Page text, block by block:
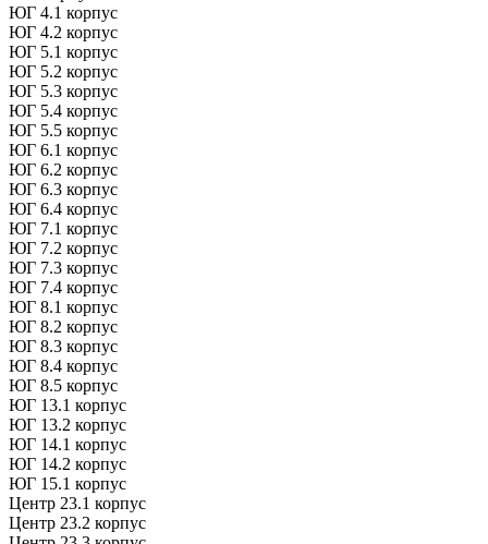
ЮГ 4.1 корпус
ЮГ 4.2 корпус
ЮГ 5.1 корпус
ЮГ 5.2 корпус
ЮГ 5.3 корпус
ЮГ 5.4 корпус
ЮГ 5.5 корпус
ЮГ 6.1 корпус
ЮГ 6.2 корпус
ЮГ 6.3 корпус
ЮГ 6.4 корпус
ЮГ 7.1 корпус
ЮГ 7.2 корпус
ЮГ 7.3 корпус
ЮГ 7.4 корпус
ЮГ 8.1 корпус
ЮГ 8.2 корпус
ЮГ 8.3 корпус
ЮГ 8.4 корпус
ЮГ 8.5 корпус
ЮГ 13.1 корпус
ЮГ 13.2 корпус
ЮГ 14.1 корпус
ЮГ 14.2 корпус
ЮГ 15.1 корпус
Центр 23.1 корпус
Центр 23.2 корпус